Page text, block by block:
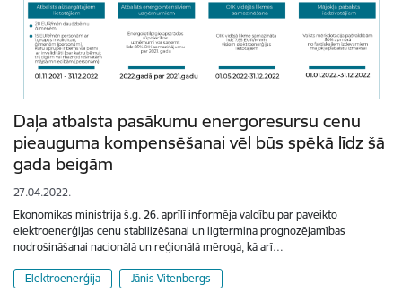
Daļa atbalsta pasākumu energoresursu cenu
pieauguma kompensēšanai vēl būs spēkā līdz šā
gada beigām
27.04.2022.
Ekonomikas ministrija š.g. 26. aprīlī informēja valdību par paveikto
elektroenerģijas cenu stabilizēšanai un ilgtermiņa prognozējamības
nodrošināšanai nacionālā un reģionālā mērogā, kā arī…
Elektroenerģija Jānis Vitenbergs